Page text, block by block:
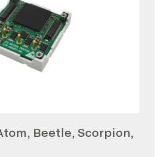
Beetle, Scorpion,